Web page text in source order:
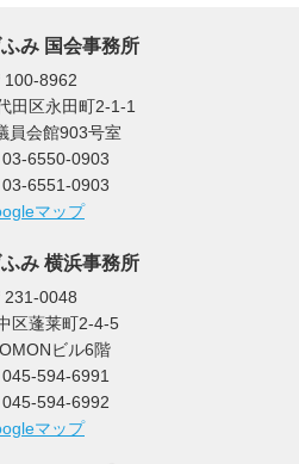
み 国会事務所
100-8962
田区永田町2-1-1
員会館903号室
6550-0903
03-6551-0903
マップ
み 横浜事務所
231-0048
区蓬莱町2-4-5
ビル6階
594-6991
045-594-6992
マップ